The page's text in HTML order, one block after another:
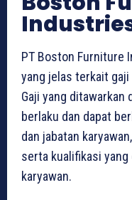
PT Boston Furniture
yang jelas terkait gaji
Gaji yang ditawarkan
berlaku dan dapat
dan jabatan
serta kualifikasi
karyawan.